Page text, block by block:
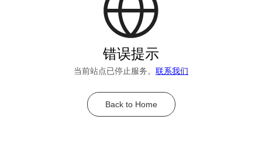
错误提示
当前站点已停止服务。 联系我们
Back to Home